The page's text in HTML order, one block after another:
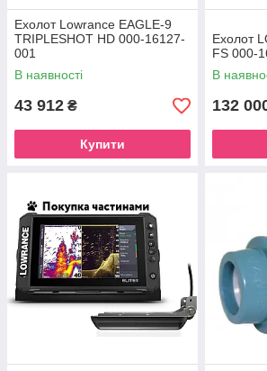
Ехолот Lowrance EAGLE-9
TRIPLESHOT HD 000-16127-
001
В наявності
43 912 ₴
Купити
Ехолот
FS 000-
В
132